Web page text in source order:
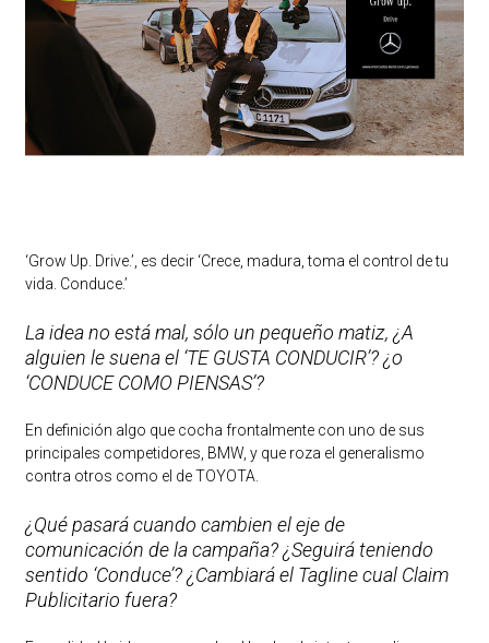
‘Grow Up. Drive.’, es decir ‘Crece, madura, toma el control de tu
vida. Conduce.’
La idea no está mal, sólo un pequeño matiz, ¿A
alguien le suena el ‘TE GUSTA CONDUCIR’? ¿o
‘CONDUCE COMO PIENSAS’?
En definición algo que cocha frontalmente con uno de sus
principales competidores, BMW, y que roza el generalismo
contra otros como el de TOYOTA.
¿Qué pasará cuando cambien el eje de
comunicación de la campaña? ¿Seguirá teniendo
sentido ‘Conduce’? ¿Cambiará el Tagline cual Claim
Publicitario fuera?